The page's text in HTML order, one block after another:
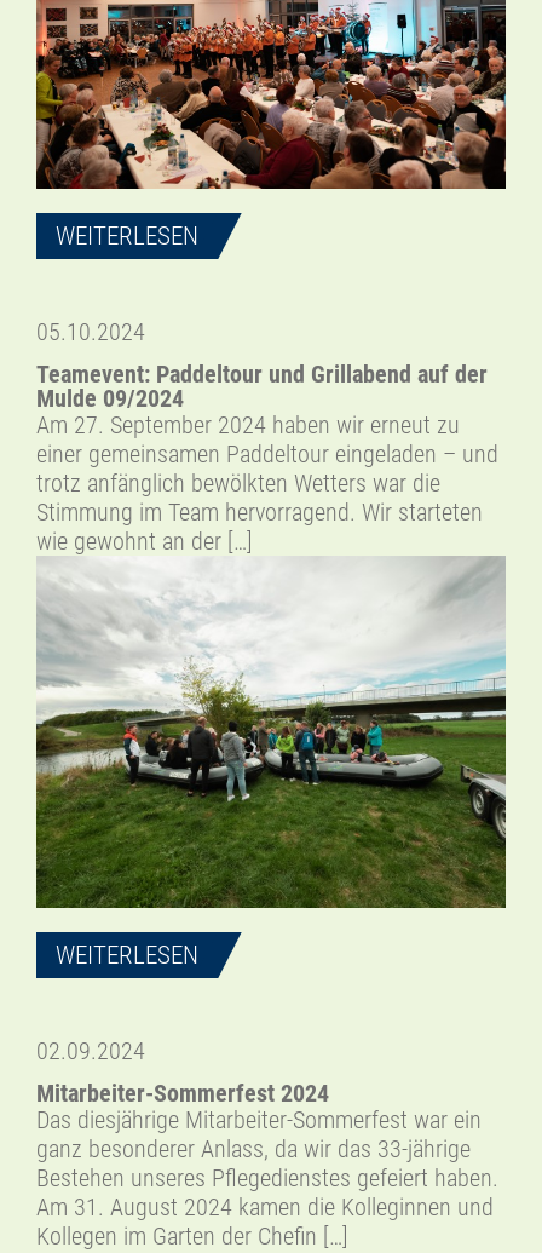
WEITERLESEN
05.10.2024
Teamevent: Paddeltour und Grillabend auf der
Mulde 09/2024
Am 27. September 2024 haben wir erneut zu
einer gemeinsamen Paddeltour eingeladen – und
trotz anfänglich bewölkten Wetters war die
Stimmung im Team hervorragend. Wir starteten
wie gewohnt an der […]
WEITERLESEN
02.09.2024
Mitarbeiter-Sommerfest 2024
Das diesjährige Mitarbeiter-Sommerfest war ein
ganz besonderer Anlass, da wir das 33-jährige
Bestehen unseres Pflegedienstes gefeiert haben.
Am 31. August 2024 kamen die Kolleginnen und
Kollegen im Garten der Chefin […]